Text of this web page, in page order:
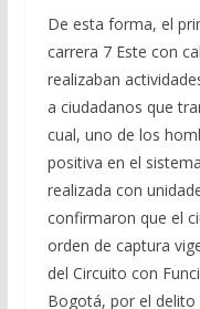
De esta forma, el
carrera 7 Este con
realizaban
a ciudadanos que
cual, uno de los
positiva en el
realizada con
confirmaron que el
orden de captura
del Circuito con
Bogotá, por el